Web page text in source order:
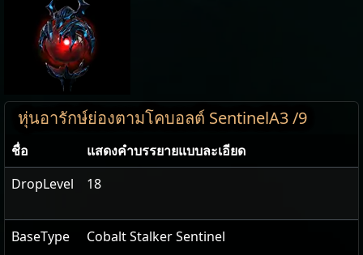
หุ่นอารักษ์ย่องตามโคบอลต์ SentinelA3 /9
ชื่อ
แสดง​คำ​บรรยายแบบ​ละเอียด
DropLevel
18
BaseType Cobalt Stalker Sentinel